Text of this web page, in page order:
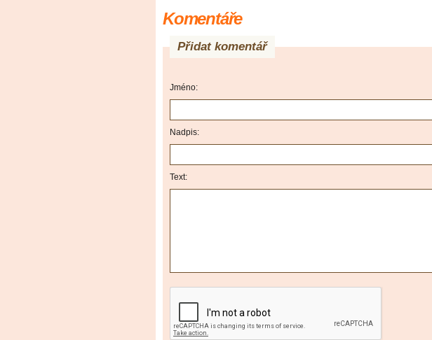
Komentáře
Přidat komentář
Jméno:
Nadpis:
Text: